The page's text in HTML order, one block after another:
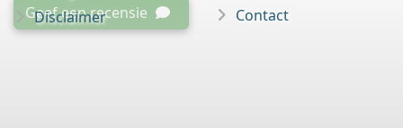
Geef een recensie
Disclaimer
Contact